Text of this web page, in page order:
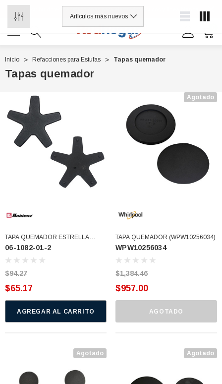
Inicio Refacciones para Estufas Tapas quemador
Tapas quemador
TAPA QUEMADOR ESTRELLA
GRANDE (06-1082-01-2)
06-1082-01-2
$94.27
$65.17
AGREGAR AL CARRITO
Agotado
TAPA QUEMADOR (WPW10256034)
WPW10256034
$1,384.46
$957.00
AGOTADO
Agotado Agotado
7614